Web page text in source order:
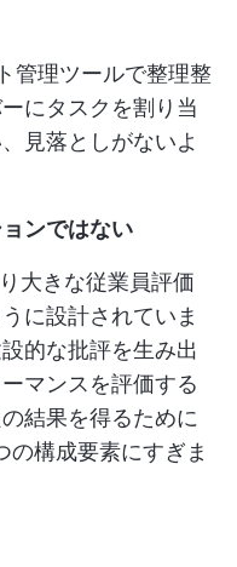
管理ツールで整理整
にタスクを割り当
見落としがないよ
ンではない
大きな従業員評価
に設計されていま
的な批評を生み出
マンスを評価する
結果を得るために
の構成要素にすぎま